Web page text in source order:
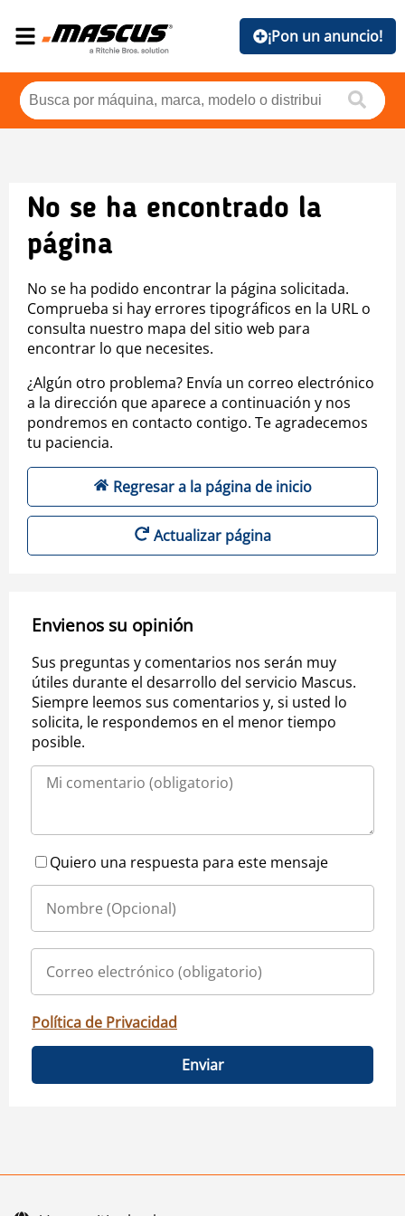
¡Pon un anuncio!
No se ha encontrado la
página
No se ha podido encontrar la página solicitada.
Comprueba si hay errores tipográficos en la URL o
consulta nuestro mapa del sitio web para
encontrar lo que necesites.
¿Algún otro problema? Envía un correo electrónico
a la dirección que aparece a continuación y nos
pondremos en contacto contigo. Te agradecemos
tu paciencia.
Regresar a la página de inicio
Actualizar página
Envienos su opinión
Sus preguntas y comentarios nos serán muy
útiles durante el desarrollo del servicio Mascus.
Siempre leemos sus comentarios y, si usted lo
solicita, le respondemos en el menor tiempo
posible.
Quiero una respuesta para este mensaje
Política de Privacidad
Enviar